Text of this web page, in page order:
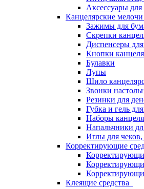
Аксессуары
Канцелярские мелочи
Зажимы для
Скрепки
Диспенсеры
Кнопки
Булавки
Лупы
Шило
Звонки
Резинки для
Губка и гель
Наборы
Напальчники
Иглы для чеков,
Корректирующие
Клеящие средства